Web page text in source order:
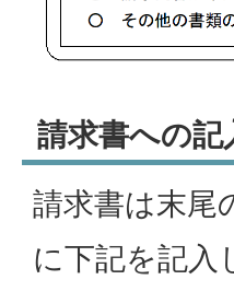
請求書への記
請求書は末尾
に下記を記入